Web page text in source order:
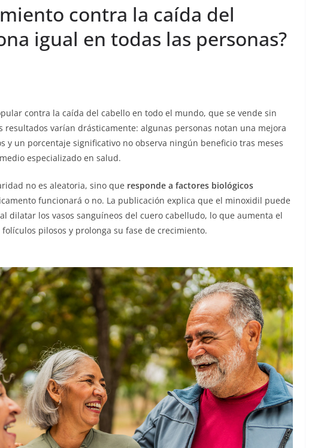
contra la caída del
igual en todas las personas?
contra la caída del cabello en todo el mundo, que se vende sin
resultados varían drásticamente: algunas personas notan una mejora
y un porcentaje significativo no observa ningún beneficio tras meses
especializado en salud.
no es aleatoria, sino que responde a factores biológicos
funcionará o no. La publicación explica que el minoxidil puede
al dilatar los vasos sanguíneos del cuero cabelludo, lo que aumenta el
pilosos y prolonga su fase de crecimiento.